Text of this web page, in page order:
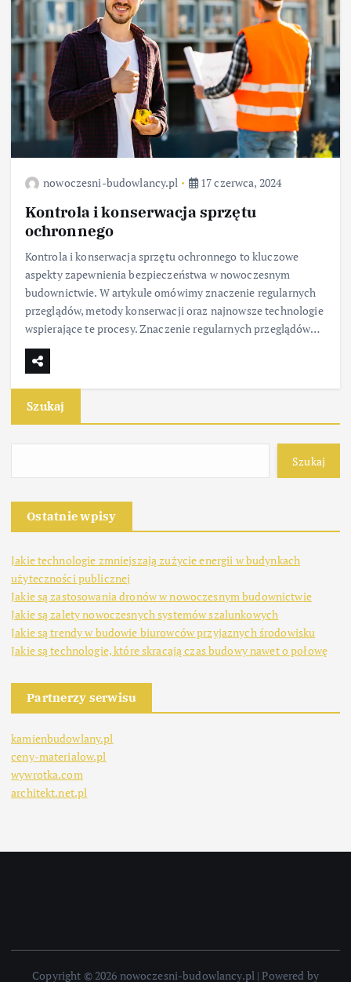
nowoczesni-budowlancy.pl 17 czerwca, 2024
Kontrola i konserwacja sprzętu
ochronnego
Kontrola i konserwacja sprzętu ochronnego to kluczowe
aspekty zapewnienia bezpieczeństwa w nowoczesnym
budownictwie. W artykule omówimy znaczenie regularnych
przeglądów, metody konserwacji oraz najnowsze technologie
wspierające te procesy. Znaczenie regularnych przeglądów…
Szukaj
Szukaj
Ostatnie wpisy
Jakie technologie zmniejszają zużycie energii w budynkach
użyteczności publicznej
Jakie są zastosowania dronów w nowoczesnym budownictwie
Jakie są zalety nowoczesnych systemów szalunkowych
Jakie są trendy w budowie biurowców przyjaznych środowisku
Jakie są technologie, które skracają czas budowy nawet o połowę
Partnerzy serwisu
kamienbudowlany.pl
ceny-materialow.pl
wywrotka.com
architekt.net.pl
Copyright © 2026 nowoczesni-budowlancy.pl | Powered by